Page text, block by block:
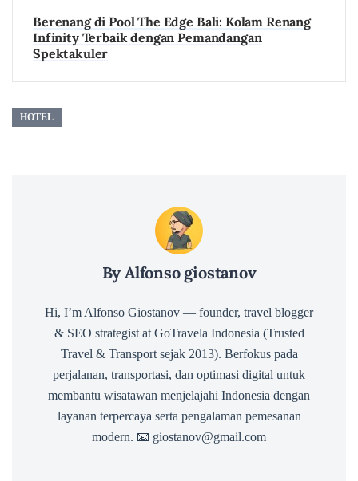
Berenang di Pool The Edge Bali: Kolam Renang
Infinity Terbaik dengan Pemandangan
Spektakuler
HOTEL
By Alfonso giostanov
Hi, I’m Alfonso Giostanov — founder, travel blogger
& SEO strategist at GoTravela Indonesia (Trusted
Travel & Transport sejak 2013). Berfokus pada
perjalanan, transportasi, dan optimasi digital untuk
membantu wisatawan menjelajahi Indonesia dengan
layanan terpercaya serta pengalaman pemesanan
modern. 📧 giostanov@gmail.com